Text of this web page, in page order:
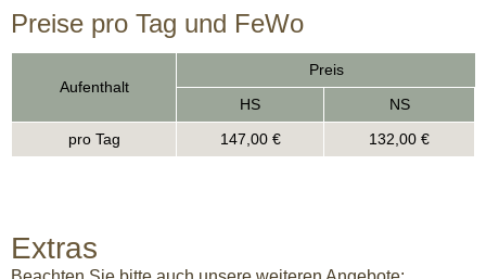
Preise pro Tag und FeWo​
Aufenthalt
Preis
HS
NS
pro Tag
147,00 € 132,00 €
Extras